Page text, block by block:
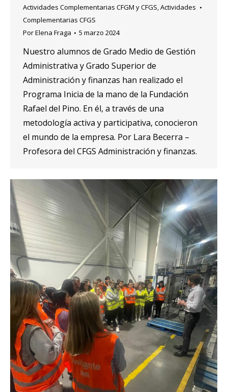
Actividades Complementarias CFGM y CFGS,Actividades
Complementarias CFGS
PorElena Fraga 5 marzo 2024
Nuestro alumnos de Grado Medio de Gestión
Administrativa y Grado Superior de
Administración y finanzas han realizado el
Programa Inicia de la mano de la Fundación
Rafael del Pino. En él, a través de una
metodología activa y participativa, conocieron
el mundo de la empresa. Por Lara Becerra –
Profesora del CFGS Administración y finanzas.